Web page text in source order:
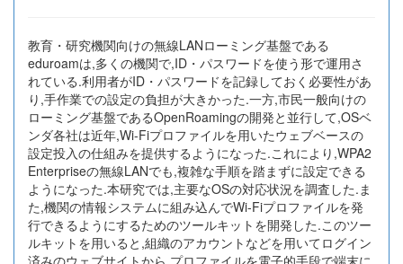
教育・研究機関向けの無線LANローミング基盤である
eduroamは,多くの機関で,ID・パスワードを使う形で運用さ
れている.利用者がID・パスワードを記録しておく必要性があ
り,手作業での設定の負担が大きかった.一方,市民一般向けの
ローミング基盤であるOpenRoamingの開発と並行して,OSベ
ンダ各社は近年,Wi-Fiプロファイルを用いたウェブベースの
設定投入の仕組みを提供するようになった.これにより,WPA2
Enterpriseの無線LANでも,複雑な手順を踏まずに設定できる
ようになった.本研究では,主要なOSの対応状況を調査した.ま
た,機関の情報システムに組み込んでWi-Fiプロファイルを発
行できるようにするためのツールキットを開発した.このツー
ルキットを用いると,組織のアカウントなどを用いてログイン
済みのウェブサイトから,プロファイルを電子的手段で端末に